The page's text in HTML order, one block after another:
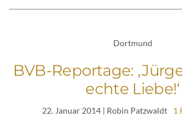
Dortmund
BVB-Reportage:
echte Liebe!‘
22. Januar 2014| Robin Patzwaldt 1